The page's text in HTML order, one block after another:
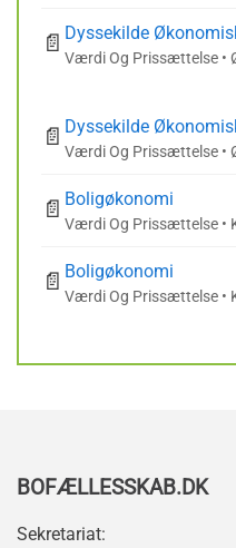
📄 Dyssekilde
Værdi Og Prissættelse •
📄 Dyssekilde
Værdi Og Prissættelse •
📄 Boligøkonomi
Værdi Og Prissættelse •
📄 Boligøkonomi
Værdi Og Prissættelse •
BOFÆLLESSKAB.DK
Sekretariat: